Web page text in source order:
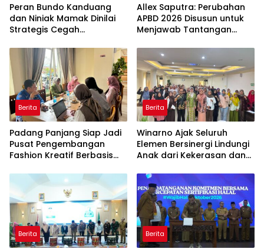
Peran Bundo Kanduang
dan Niniak Mamak Dinilai
Strategis Cegah
Allex Saputra: Perubahan
APBD 2026 Disusun untuk
Menjawab Tantangan
Berita
Padang Panjang Siap Jadi
Pusat Pengembangan
Fashion Kreatif Berbasis
Berita
Winarno Ajak Seluruh
Elemen Bersinergi Lindungi
Anak dari Kekerasan dan
Berita Berita